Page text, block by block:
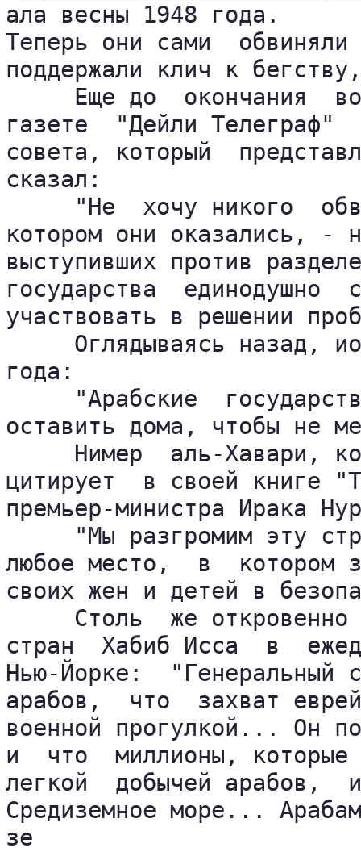
ала весны 1948 года.
Теперь они сами
поддержали клич к
Еще до  окончания
газете  "Дейли Телеграф"
совета, который
сказал:
"Не  хочу никого
котором они оказались, -
выступивших против
государства
участвовать в решении
Оглядываясь назад,
года:
"Арабские
оставить дома, чтобы не
Нимер  аль-Хавари,
цитирует  в своей книге
премьер-министра Ирака
"Мы разгромим эту
любое место,  в  котором
своих жен и детей в
Столь  же
стран  Хабиб Исса  в
Нью-Йорке:  "Генеральный
арабов,  что  захват
военной прогулкой... Он
и  что  миллионы, которые
легкой  добычей арабов,
Средиземное море...
зе